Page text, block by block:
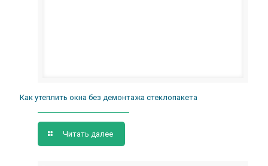
Как утеплить окна без демонтажа стеклопакета
Читать далее